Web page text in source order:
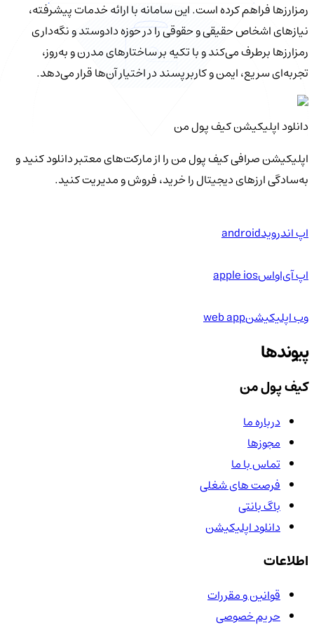
رمزارزها فراهم کرده است. این سامانه با ارائه خدمات پیشرفته،
نیازهای اشخاص حقیقی و حقوقی را در حوزه دادوستد و نگه‌داری
رمزارزها برطرف می‌کند و با تکیه بر ساختارهای مدرن و به‌روز،
تجربه‌ای سریع، ایمن و کاربرپسند در اختیار آن‌ها قرار می‌دهد.
دانلود اپلیکیشن کیف‌ پول من
اپلیکیشن صرافی کیف پول من را از مارکت‌های معتبر دانلود کنید و
به‌سادگی ارزهای دیجیتال را خرید، فروش و مدیریت کنید.
اپ اندرویدandroid
اپ آی‌او‌اسapple ios
وب اپلیکیشنweb app
پیوندها
کیف پول من
درباره ما
مجوزها
تماس با ما
فرصت های شغلی
باگ بانتی
دانلود اپلیکیشن
اطلاعات
قوانین و مقررات
حریم خصوصی